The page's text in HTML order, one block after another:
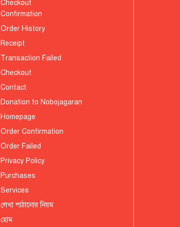
Checkout
Confirmation
Order History
Receipt
Transaction Failed
Checkout
Contact
Donation to Nobojagaran
Homepage
Order Confirmation
Order Failed
Privacy Policy
Purchases
Services
লেখা পাঠানোর নিয়ম
হোম